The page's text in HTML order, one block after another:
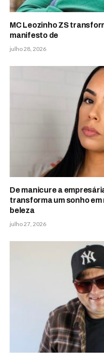
MC Leozinho ZS
manifesto de
julho 28, 2026
De manicure a
transforma um sonho
beleza
julho 27, 2026